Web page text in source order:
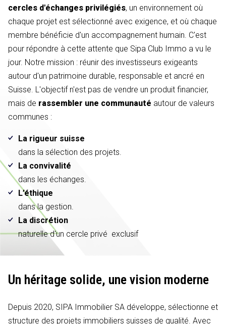
cercles d'échanges privilégiés, un environnement où
chaque projet est sélectionné avec exigence, et où chaque
membre bénéficie d'un accompagnement humain. C'est
pour répondre à cette attente que Sipa Club Immo a vu le
jour. Notre mission : réunir des investisseurs exigeants
autour d'un patrimoine durable, responsable et ancré en
Suisse. L'objectif n'est pas de vendre un produit financier,
mais de rassembler une communauté autour de valeurs
communes :
La rigueur suisse
dans la sélection des projets.
La convivalité
dans les échanges.
L’éthique
dans la gestion.
La discrétion
naturelle d'un cercle privé exclusif
Un héritage solide, une vision moderne
Depuis 2020, SIPA Immobilier SA développe, sélectionne et
structure des projets immobiliers suisses de qualité. Avec